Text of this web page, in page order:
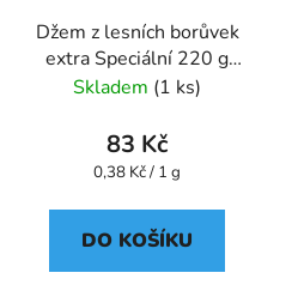
Džem z lesních borůvek
extra Speciální 220 g
GREŠÍK
Skladem (1 ks)
83 Kč
Měrná
0,38 Kč / 1 g
DO KOŠÍKU